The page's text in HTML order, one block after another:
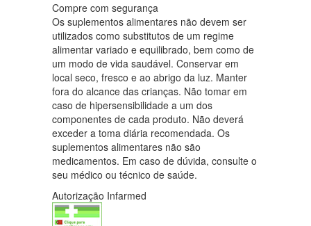
Compre com segurança
Os suplementos alimentares não devem ser
utilizados como substitutos de um regime
alimentar variado e equilibrado, bem como de
um modo de vida saudável. Conservar em
local seco, fresco e ao abrigo da luz. Manter
fora do alcance das crianças. Não tomar em
caso de hipersensibilidade a um dos
componentes de cada produto. Não deverá
exceder a toma diária recomendada. Os
suplementos alimentares não são
medicamentos. Em caso de dúvida, consulte o
seu médico ou técnico de saúde.
Autorização Infarmed